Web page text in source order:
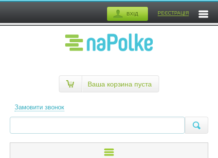
ВХІД РЕЄСТРАЦІЯ
Замовити звонок
Ваша корзина пуста